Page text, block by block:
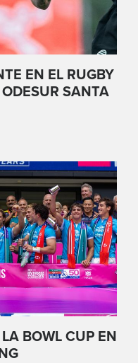
EN EL RUGBY
SANTA
BOWL CUP EN